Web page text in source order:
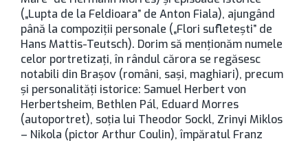
(„Lupta de la Feldioara” de Anton Fiala), ajungând
până la compoziţii personale („Flori sufleteşti” de
Hans Mattis-Teutsch). Dorim să menţionăm numele
celor portretizaţi, în rândul cărora se regăsesc
notabili din Braşov (români, saşi, maghiari), precum
şi personalităţi istorice: Samuel Herbert von
Herbertsheim, Bethlen Pál, Eduard Morres
(autoportret), soția lui Theodor Sockl, Zrinyi Miklos
– Nikola (pictor Arthur Coulin), împăratul Franz